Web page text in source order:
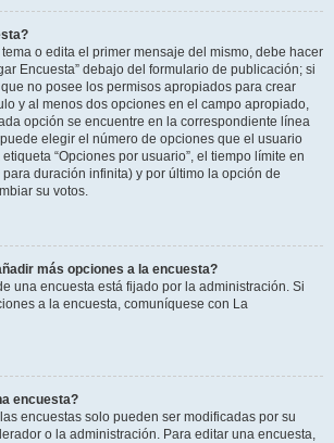
o edita el primer mensaje del mismo, debe hacer
Encuesta” debajo del formulario de publicación; si
no posee los permisos apropiados para crear
y al menos dos opciones en el campo apropiado,
opción se encuentre en la correspondiente línea
elegir el número de opciones que el usuario
“Opciones por usuario”, el tiempo límite en
duración infinita) y por último la opción de
su votos.
más opciones a la encuesta?
una encuesta está fijado por la administración. Si
a la encuesta, comuníquese con La
encuesta?
encuestas solo pueden ser modificadas por su
o la administración. Para editar una encuesta,